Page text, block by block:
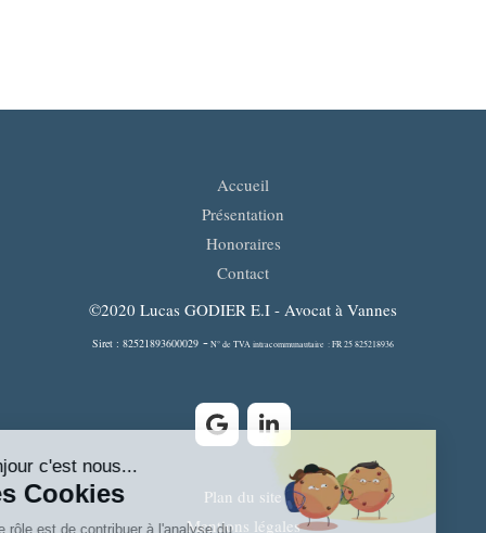
Accueil
Présentation
Honoraires
Contact
©2020 Lucas GODIER E.I - Avocat à Vannes
Siret : 82521893600029 - N° de TVA intracommunautaire : FR 25 825218936
Plan du site
Mentions légales